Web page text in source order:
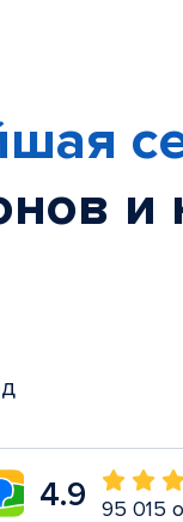
и
4.9 95 015